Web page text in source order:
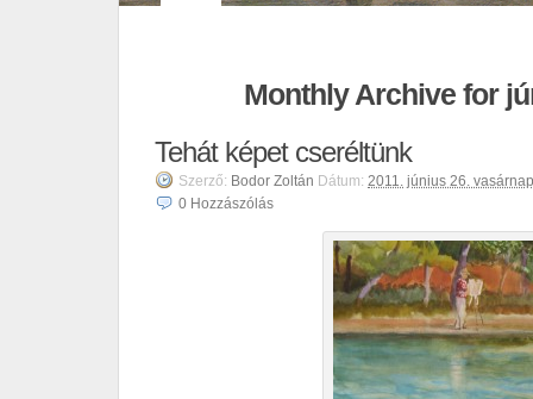
Monthly Archive for
Tehát képet cseréltünk
Szerző: Bodor Zoltán Dátum: 2011. június 26. vasárnap
0 Hozzászólás